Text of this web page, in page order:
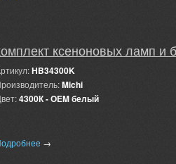
ксеноновых ламп и
HB34300K
Michi
4300К - OEM белый
→